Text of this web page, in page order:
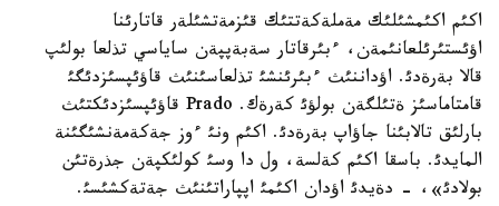
اكئم اكئمشئلئك مةملةكةتتئك قئزمةتشئلةر قاتارئنا
اؤئستئرئلعانئمةن، ءبئرقاتار سةبةپپةن ساياسي تذلعا بولئپ
قالا بةرةدئ. اؤداننئث ءبئرئنشئ تذلعاسئنئث قاؤئپسئزدئگئ
قامتاماسئز ةتئلگةن بولؤئ كةرةك. Prado قاؤئپسئزدئكتئث
بارلئق تالابئنا جاؤاپ بةرةدئ. اكئم ونئ ءوز جةكةمةنشئگئنة
المايدئ. باسقا اكئم كةلسة، ول دا وسئ كولئكپةن جذرةتئن
بولادئ»، - دةيدئ اؤدان اكئمئ اپپاراتئنئث جةتةكشئسئ.